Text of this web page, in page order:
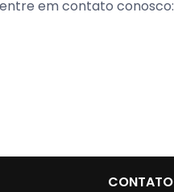
em contato conosco:
CONTATO